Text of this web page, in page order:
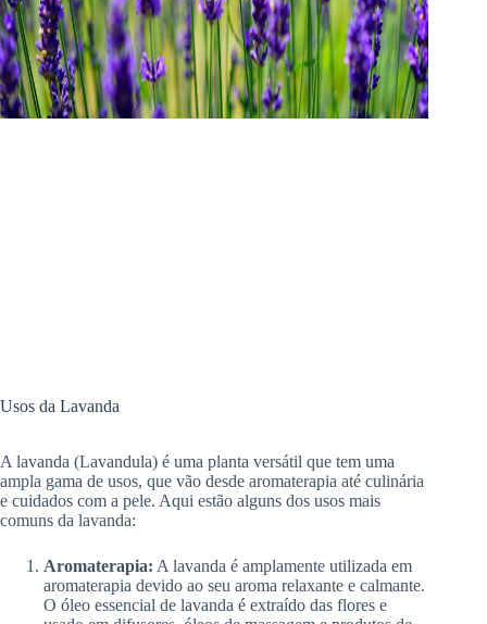
Usos da Lavanda
A lavanda (Lavandula) é uma planta versátil que tem uma
ampla gama de usos, que vão desde aromaterapia até culinária
e cuidados com a pele. Aqui estão alguns dos usos mais
comuns da lavanda:
Aromaterapia: A lavanda é amplamente utilizada em
aromaterapia devido ao seu aroma relaxante e calmante.
O óleo essencial de lavanda é extraído das flores e